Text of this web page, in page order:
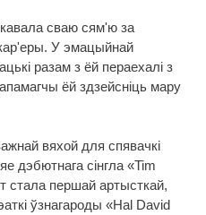
сваю сям'ю за
У эмацыйнай
разам з ёй пераехалі з
ёй здзейсніць мару
вяхой для спявачкі
дэбютнага сінгла «Tim
стала першай артысткай,
ўзнагароды «Hal David